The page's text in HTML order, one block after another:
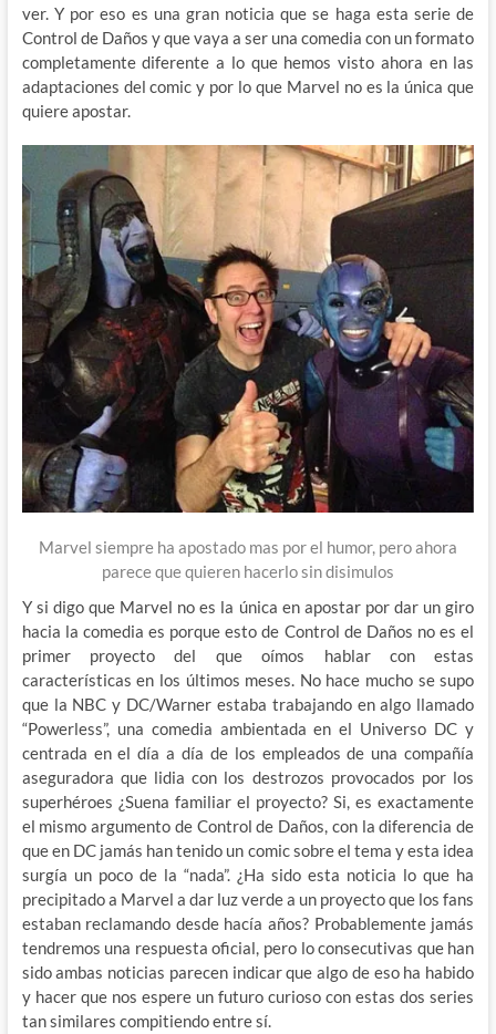
ver. Y por eso es una gran noticia que se haga esta serie de
Control de Daños y que vaya a ser una comedia con un formato
completamente diferente a lo que hemos visto ahora en las
adaptaciones del comic y por lo que Marvel no es la única que
quiere apostar.
Marvel siempre ha apostado mas por el humor, pero ahora
parece que quieren hacerlo sin disimulos
Y si digo que Marvel no es la única en apostar por dar un giro
hacia la comedia es porque esto de Control de Daños no es el
primer proyecto del que oímos hablar con estas
características en los últimos meses. No hace mucho se supo
que la NBC y DC/Warner estaba trabajando en algo llamado
“Powerless”, una comedia ambientada en el Universo DC y
centrada en el día a día de los empleados de una compañía
aseguradora que lidia con los destrozos provocados por los
superhéroes ¿Suena familiar el proyecto? Si, es exactamente
el mismo argumento de Control de Daños, con la diferencia de
que en DC jamás han tenido un comic sobre el tema y esta idea
surgía un poco de la “nada”. ¿Ha sido esta noticia lo que ha
precipitado a Marvel a dar luz verde a un proyecto que los fans
estaban reclamando desde hacía años? Probablemente jamás
tendremos una respuesta oficial, pero lo consecutivas que han
sido ambas noticias parecen indicar que algo de eso ha habido
y hacer que nos espere un futuro curioso con estas dos series
tan similares compitiendo entre sí.